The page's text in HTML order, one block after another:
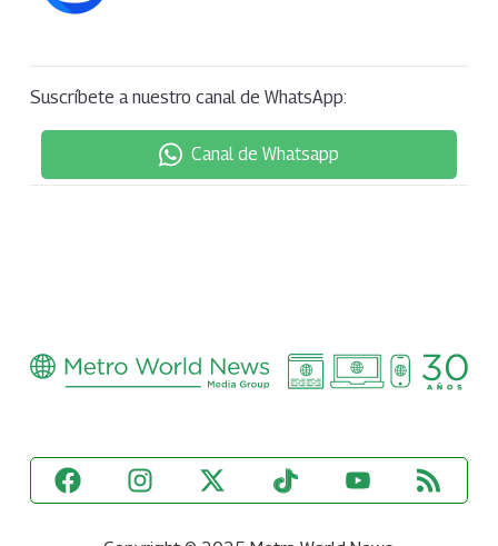
Suscríbete a nuestro canal de WhatsApp:
Canal de Whatsapp